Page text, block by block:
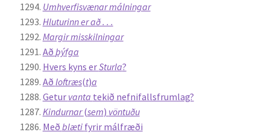
Umhverfisvænar málningar
Hluturinn er að . . .
Margir misskilningar
Að þýfga
Hvers kyns erSturla?
Að loftræs(t)a
Getur vanta tekið nefnifallsfrumlag?
Kindurnar(sem) vöntuðu
Með blæti fyrir málfræði